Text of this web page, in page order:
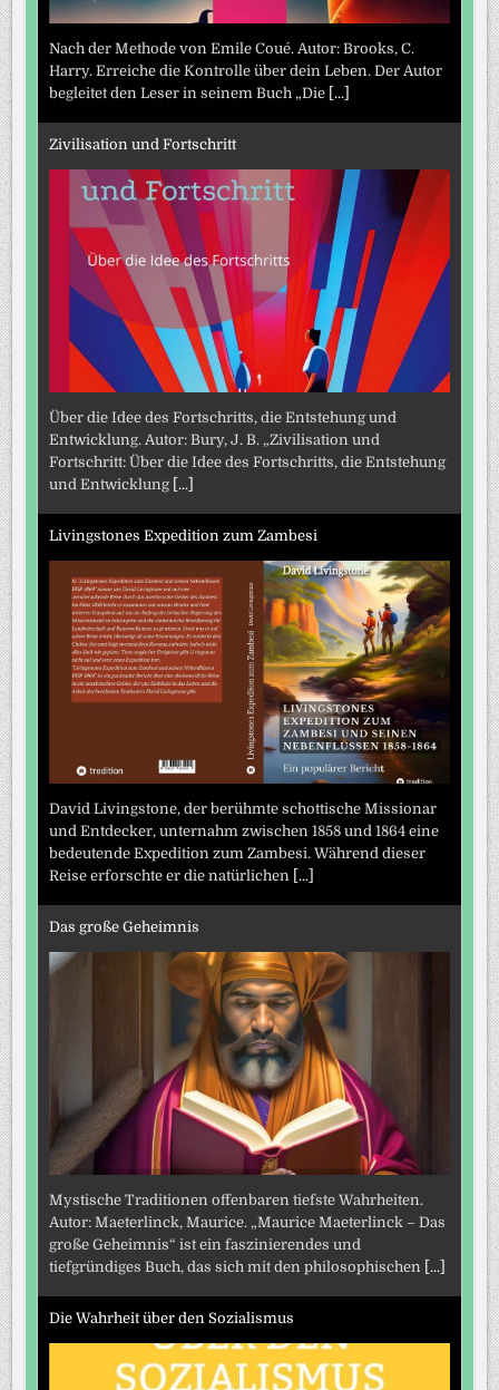
Nach der Methode von Emile Coué. Autor: Brooks, C.
Harry. Erreiche die Kontrolle über dein Leben. Der Autor
begleitet den Leser in seinem Buch „Die [...]
Zivilisation und Fortschritt
Über die Idee des Fortschritts, die Entstehung und
Entwicklung. Autor: Bury, J. B. „Zivilisation und
Fortschritt: Über die Idee des Fortschritts, die Entstehung
und Entwicklung [...]
Livingstones Expedition zum Zambesi
David Livingstone, der berühmte schottische Missionar
und Entdecker, unternahm zwischen 1858 und 1864 eine
bedeutende Expedition zum Zambesi. Während dieser
Reise erforschte er die natürlichen
[...]
Das große Geheimnis
Mystische Traditionen offenbaren tiefste Wahrheiten.
Autor: Maeterlinck, Maurice. „Maurice Maeterlinck – Das
große Geheimnis“ ist ein faszinierendes und
tiefgründiges Buch, das sich mit den philosophischen
[...]
Die Wahrheit über den Sozialismus